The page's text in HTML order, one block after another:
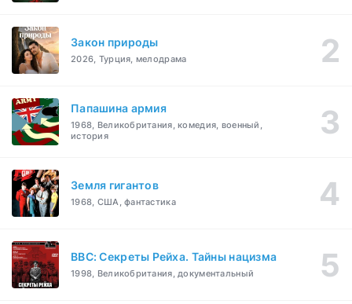
Закон природы
2026, Турция, мелодрама
Папашина армия
1968, Великобритания, комедия, военный,
история
Земля гигантов
1968, США, фантастика
BBC: Секреты Рейха. Тайны нацизма
1998, Великобритания, документальный